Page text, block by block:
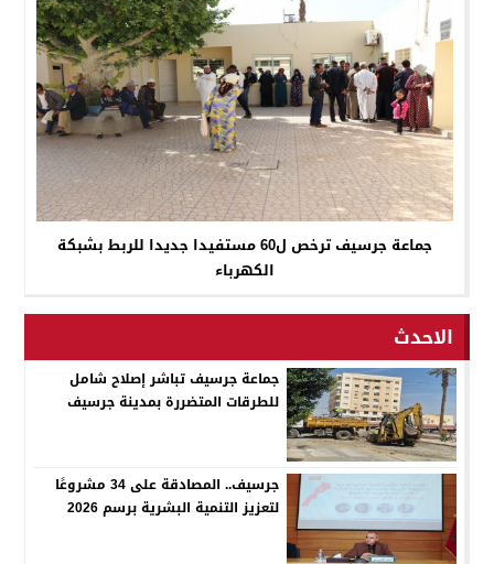
جماعة جرسيف ترخص ل60 مستفيدا جديدا للربط بشبكة
الكهرباء
الاحدث
جماعة جرسيف تباشر إصلاح شامل
للطرقات المتضررة بمدينة جرسيف
جرسيف.. المصادقة على 34 مشروعًا
لتعزيز التنمية البشرية برسم 2026